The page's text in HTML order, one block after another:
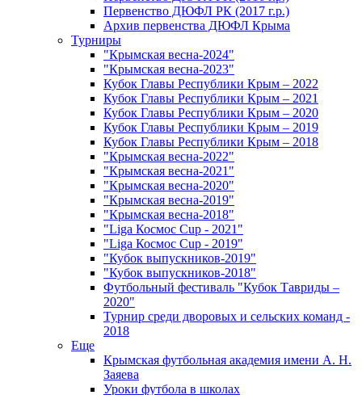
Первенство ДЮФЛ РК (2017 г.р.)
Архив первенства ДЮФЛ Крыма
Турниры
"Крымская весна-2024"
"Крымская весна-2023"
Кубок Главы Республики Крым – 2022
Кубок Главы Республики Крым – 2021
Кубок Главы Республики Крым – 2020
Кубок Главы Республики Крым – 2019
Кубок Главы Республики Крым – 2018
"Крымская весна-2022"
"Крымская весна-2021"
"Крымская весна-2020"
"Крымская весна-2019"
"Крымская весна-2018"
"Liga Космос Cup - 2021"
"Liga Космос Cup - 2019"
"Кубок выпускников-2019"
"Кубок выпускников-2018"
Футбольный фестиваль "Кубок Тавриды –
2020"
Турнир среди дворовых и сельских команд -
2018
Еще
Крымская футбольная академия имени А. Н.
Заяева
Уроки футбола в школах